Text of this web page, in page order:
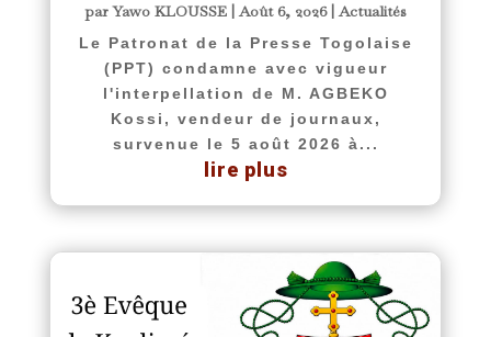
parYawo KLOUSSE|Août 6, 2026|Actualités
Le Patronat de la Presse Togolaise
(PPT) condamne avec vigueur
l'interpellation de M. AGBEKO
Kossi, vendeur de journaux,
survenue le 5 août 2026 à...
lire plus